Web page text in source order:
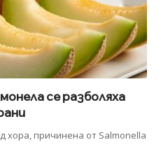
се разболяха
хора, причинена от Salmonella